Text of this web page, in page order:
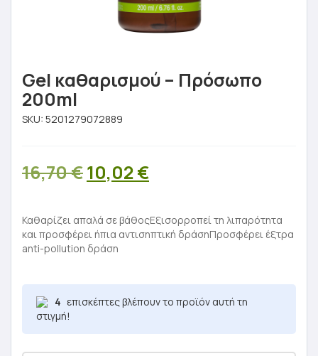
Gel καθαρισμού – Πρόσωπο
200ml
SKU: 5201279072889
16,70€Original
was:
16,70 €.
10,02€Η
τιμή
είναι:
Καθαρίζει απαλά σε βάθοςΕξισορροπεί τη λιπαρότητα
και προσφέρει ήπια αντισηπτική δράσηΠροσφέρει έξτρα
anti-pollution δράση
4 επισκέπτες βλέπουν το προϊόν αυτή τη
στιγμή!